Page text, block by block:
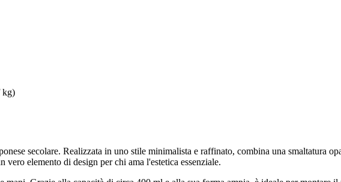
kg)
secolare. Realizzata in uno stile minimalista e raffinato, combina una smaltatura
elemento di design per chi ama l'estetica essenziale.